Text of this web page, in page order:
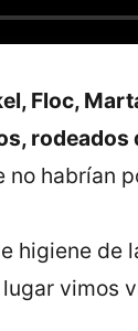
Floc,
rodeados
no habrían
higiene de
vimos